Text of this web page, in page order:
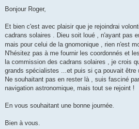
s
g
Bonjour Roger,
Et bien c'est avec plaisir que je rejoindrai
cadrans solaires . Dieu soit loué , n'ayant pas
mais pour celui de la gnomonique , rien n'est
N'hésitez pas à me fournir les coordonnés et
la commission des cadrans solaires , je crois
grands spécialistes ...et puis si ça pouvait être
Ne souhaitant pas en rester là , suis fasciné
navigation astronomique, mais tout se rejoint !
En vous souhaitant une bonne journée.
Bien à vous.